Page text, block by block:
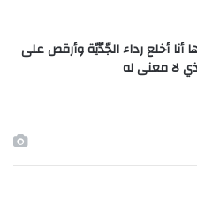
أنا أخلع رداء الجّدّيّة وأرقص على
لا معنى له